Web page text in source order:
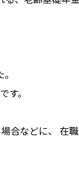
す。
合などに、 在